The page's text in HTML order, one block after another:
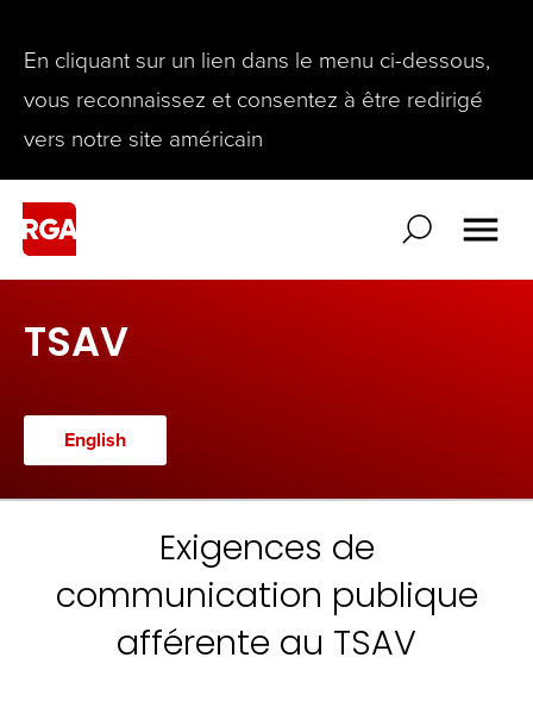
En cliquant sur un lien dans le menu ci-dessous,
vous reconnaissez et consentez à être redirigé
vers notre site américain
TSAV
English
Exigences de
communication publique
afférente au TSAV